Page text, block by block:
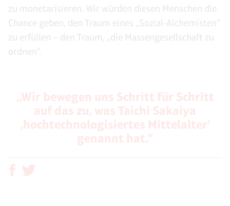
zu monetarisieren. Wir würden diesen Menschen die
Chance geben, den Traum eines „Sozial-Alchemisten“
zu erfüllen – den Traum, „die Massengesellschaft zu
ordnen“.